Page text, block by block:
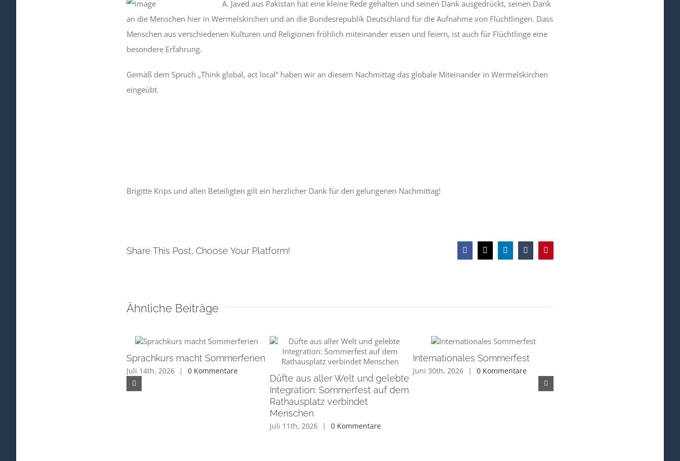
A. Javed aus Pakistan hat eine kleine Rede gehalten und seinen Dank ausgedrückt, seinen Dank
an die Menschen hier in Wermelskirchen und an die Bundesrepublik Deutschland für die Aufnahme von Flüchtlingen. Dass
Menschen aus verschiedenen Kulturen und Religionen fröhlich miteinander essen und feiern, ist auch für Flüchtlinge eine
besondere Erfahrung.
Gemäß dem Spruch „Think global, act local“ haben wir an diesem Nachmittag das globale Miteinander in Wermelskirchen
eingeübt.
Brigitte Krips und allen Beteiligten gilt ein herzlicher Dank für den gelungenen Nachmittag!
Share This Post, Choose Your Platform! Facebook
X LinkedInTumblrPinterest
Ähnliche Beiträge
Sprachkurs macht Sommerferien
Juli 14th, 2026 | 0 Kommentare
Düfte aus aller Welt und gelebte
Integration: Sommerfest auf dem
Rathausplatz verbindet
Menschen
Juli 11th, 2026 | 0 Kommentare
Internationales Sommerfest
Juni 30th, 2026 | 0 Kommentare